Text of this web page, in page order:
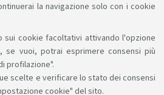
la navigazione solo con i cookie
sui cookie facoltativi attivando l'opzione
se vuoi, potrai esprimere consensi più
profilazione".
scelte e verificare lo stato dei consensi
cookie" del sito.
il diritto alla conoscenza
Seguici su: